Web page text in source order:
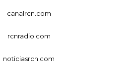
canalrcn.com
rcnradio.com
noticiasrcn.com